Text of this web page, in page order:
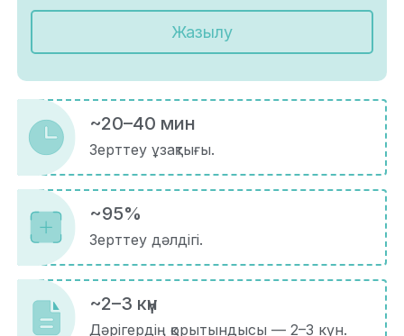
Жазылу
~20–40 мин
Зерттеу ұзақтығы.
~95%
Зерттеу дәлдігі.
~2–3 күн
Дәрігердің қорытындысы — 2–3 күн.